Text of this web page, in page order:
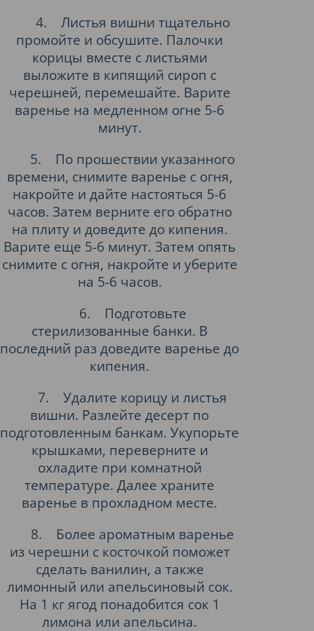
4.
Листья вишни тщательно
промойте и обсушите. Палочки
корицы вместе с листьями
выложите в кипящий сироп с
черешней, перемешайте. Варите
варенье на медленном огне 5-6
минут.
5.
По прошествии указанного
времени, снимите варенье с огня,
накройте и дайте настояться 5-6
часов. Затем верните его обратно
на плиту и доведите до кипения.
Варите еще 5-6 минут. Затем опять
снимите с огня, накройте и уберите
на 5-6 часов.
6.
Подготовьте
стерилизованные банки. В
последний раз доведите варенье до
кипения.
7.
Удалите корицу и листья
вишни. Разлейте десерт по
подготовленным банкам. Укупорьте
крышками, переверните и
охладите при комнатной
температуре. Далее храните
варенье в прохладном месте.
8.
Более ароматным варенье
из черешни с косточкой поможет
сделать ванилин, а также
лимонный или апельсиновый сок.
На 1 кг ягод понадобится сок 1
лимона или апельсина.